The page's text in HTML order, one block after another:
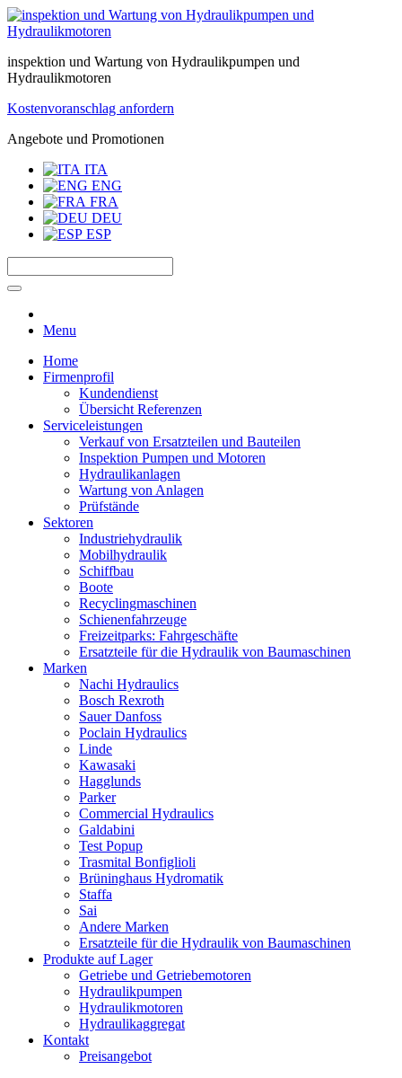
inspektion und Wartung von Hydraulikpumpen und
Hydraulikmotoren
Kostenvoranschlag anfordern
Angebote und Promotionen
ITA
ENG
FRA
DEU
ESP
Menu
Home
Firmenprofil
Kundendienst
Übersicht Referenzen
Serviceleistungen
Verkauf von Ersatzteilen und Bauteilen
Inspektion Pumpen und Motoren
Hydraulikanlagen
Wartung von Anlagen
Prüfstände
Sektoren
Industriehydraulik
Mobilhydraulik
Schiffbau
Boote
Recyclingmaschinen
Schienenfahrzeuge
Freizeitparks: Fahrgeschäfte
Ersatzteile für die Hydraulik von Baumaschinen
Marken
Nachi Hydraulics
Bosch Rexroth
Sauer Danfoss
Poclain Hydraulics
Linde
Kawasaki
Hagglunds
Parker
Commercial Hydraulics
Galdabini
Test Popup
Trasmital Bonfiglioli
Brüninghaus Hydromatik
Staffa
Sai
Andere Marken
Ersatzteile für die Hydraulik von Baumaschinen
Produkte auf Lager
Getriebe und Getriebemotoren
Hydraulikpumpen
Hydraulikmotoren
Hydraulikaggregat
Kontakt
Preisangebot